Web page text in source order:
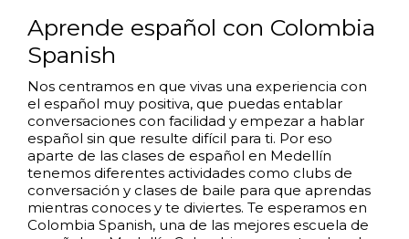
Aprende español con Colombia
Spanish
Nos centramos en que vivas una experiencia con
el español muy positiva, que puedas entablar
conversaciones con facilidad y empezar a hablar
español sin que resulte difícil para ti. Por eso
aparte de las clases de español en Medellín
tenemos diferentes actividades como clubs de
conversación y clases de baile para que aprendas
mientras conoces y te diviertes. Te esperamos en
Colombia Spanish, una de las mejores escuela de